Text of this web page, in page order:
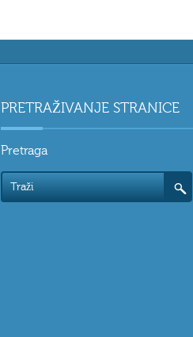
PRETRAŽIVANJE STRANICE
Pretraga